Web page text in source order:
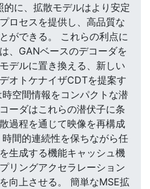
的に、拡散モデルはより安定
ロセスを提供し、高品質な
ができる。 これらの利点に
、GANベースのデコーダを
デルに置き換える、新しい
オトケナイザCDTを提案す
空間情報をコンパクトな潜
ーダはこれらの潜伏子に条
過程を通じて映像を再構成
間的連続性を保ちながら任
生成する機能キャッシュ機
リングアクセラレーション
向上させる。 簡単なMSE拡